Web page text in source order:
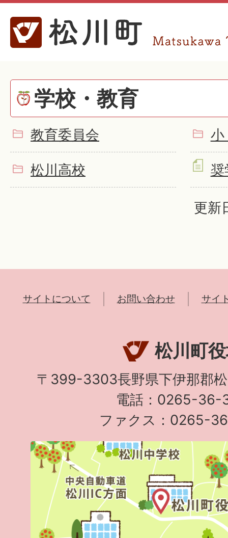
学校・教育
教育委員会 小
松川高校 奨
更新
サイトについて お問い合わせ サイ
松川町
〒399-3303長野県下伊那郡
電話：0265-36-
ファクス：0265-